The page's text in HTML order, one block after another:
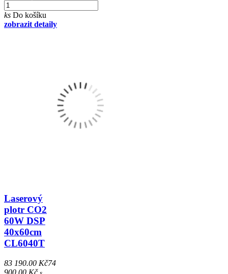
ks Do košíku
zobrazit detaily
Laserový
plotr CO2
60W DSP
40x60cm
CL6040T
83 190.00 Kč74